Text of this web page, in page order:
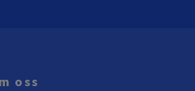
oss